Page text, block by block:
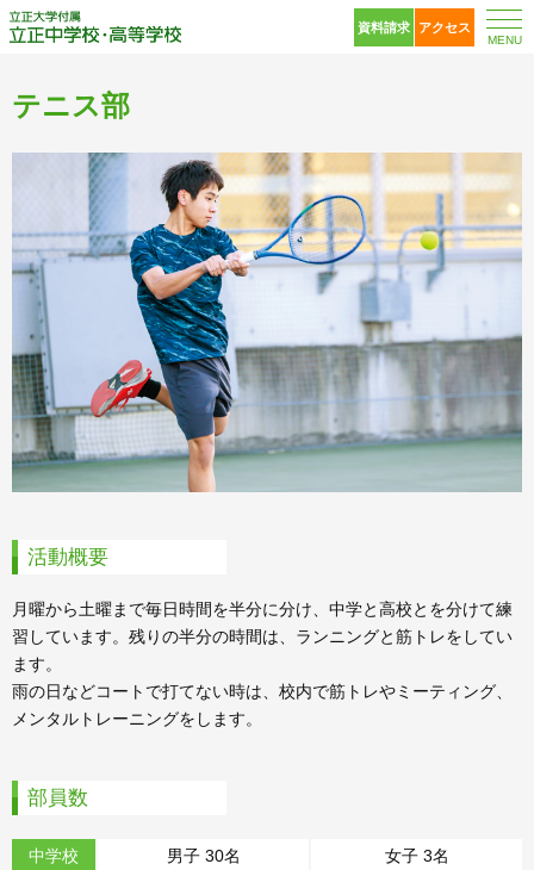
立正大学付属 立正中
資料請求 アクセス
MENU
テニス部
活動概要
月曜から土曜まで毎日時間を半分に分け、中学と高校とを分けて練
習しています。残りの半分の時間は、ランニングと筋トレをしてい
ます。
雨の日などコートで打てない時は、校内で筋トレやミーティング、
メンタルトレーニングをします。
部員数
中学校 男子 30名
女子 3名